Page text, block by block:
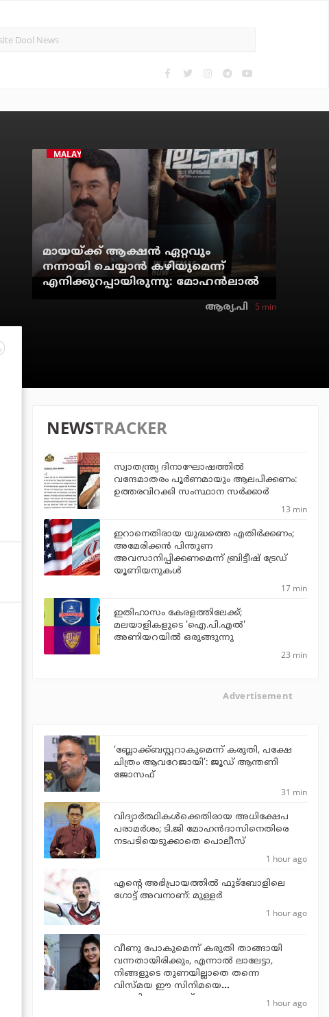
MALAYALAM CINEMA
മായയ്ക്ക് ആക്ഷന്‍ ഏറ്റവും
നന്നായി ചെയ്യാന്‍ കഴിയുമെന്ന്
എനിക്കുറപ്പായിരുന്നു: മോഹന്‍ലാല്‍
ആര്യ.പി 5 min
NEWSTRACKER
സ്വാതന്ത്ര്യ ദിനാഘോഷത്തില്‍
വന്ദേമാതരം പൂര്‍ണമായും ആലപിക്കണം:
ഉത്തരവിറക്കി സംസ്ഥാന സര്‍ക്കാര്‍
13 min
ഇറാനെതിരായ യുദ്ധത്തെ എതിര്‍ക്കണം;
അമേരിക്കന്‍ പിന്തുണ
അവസാനിപ്പിക്കണമെന്ന് ബ്രിട്ടീഷ് ട്രേഡ്
യൂണിയനുകള്‍
17 min
ഇതിഹാസം കേരളത്തിലേക്ക്;
മലയാളികളുടെ 'ഐ.പി.എല്‍'
അണിയറയില്‍ ഒരുങ്ങുന്നു
23 min
Advertisement
‘ബ്ലോക്ക്ബസ്റ്ററാകുമെന്ന് കരുതി, പക്ഷേ
ചിത്രം ആവറേജായി’: ജൂഡ് ആന്തണി
ജോസഫ്
31 min
വിദ്യാര്‍ത്ഥികള്‍ക്കെതിരായ അധിക്ഷേപ
പരാമര്‍ശം; ടി.ജി മോഹന്‍ദാസിനെതിരെ
നടപടിയെടുക്കാതെ പൊലീസ്
1 hour ago
എന്റെ അഭിപ്രായത്തില്‍ ഫുട്‌ബോളിലെ
ഗോട്ട് അവനാണ്: മുള്ളര്‍
1 hour ago
വീണു പോകുമെന്ന് കരുതി താങ്ങായി
വന്നതായിരിക്കും, എന്നാല്‍ ലാലേട്ടാ,
നിങ്ങളുടെ തുണയില്ലാതെ തന്നെ
വിസ്മയ ഈ സിനിമയെ
തോളിലേറ്റുന്നുണ്ട്
1 hour ago